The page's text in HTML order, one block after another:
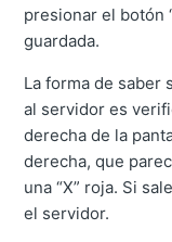
presionar el botón
guardada.
La forma de saber
al servidor es
derecha de la
derecha, que
una “X” roja. Si
el servidor.